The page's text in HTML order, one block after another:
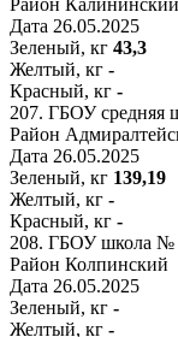
Район Калининский
Дата 26.05.2025
Зеленый, кг 43,3
Желтый, кг -
Красный, кг -
207. ГБОУ средняя
Район
Дата 26.05.2025
Зеленый, кг 139,19
Желтый, кг -
Красный, кг -
208. ГБОУ школа №
Район Колпинский
Дата 26.05.2025
Зеленый, кг -
Желтый, кг -